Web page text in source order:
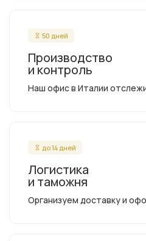
50 дней
Производство
и контроль
Наш офис в Италии
до 14 дней
Логистика
и таможня
Организуем доставку и